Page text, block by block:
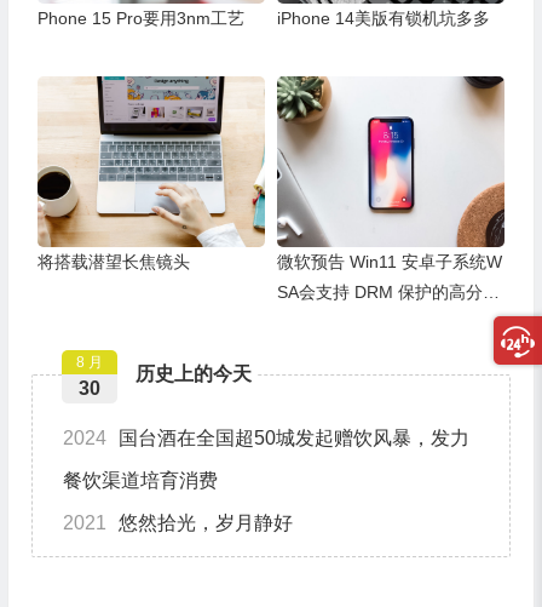
Phone 15 Pro要用3nm工艺 iPhone 14美版有锁机坑多多
将搭载潜望长焦镜头
微软预告 Win11 安卓子系统W
SA会支持 DRM 保护的高分辨
历史上的今天
8 月
30
2024 国台酒在全国超50城发起赠饮风暴，发力
餐饮渠道培育消费
2021 悠然拾光，岁月静好